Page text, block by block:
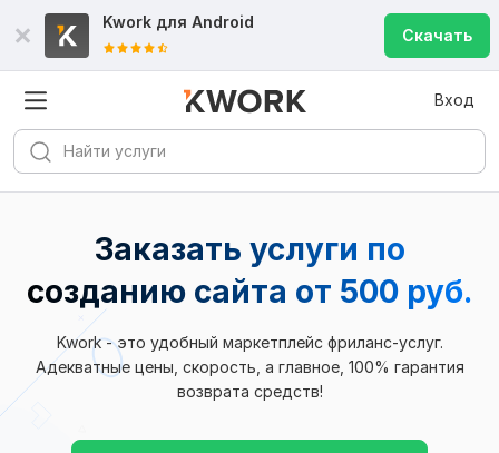
Kwork для Android
Скачать
Вход
Заказать услуги по
созданию сайта от 500 руб.
Kwork - это удобный маркетплейс фриланс-услуг.
Адекватные цены, скорость, а главное, 100% гарантия
возврата средств!